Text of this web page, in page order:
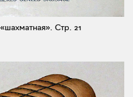
Стр. 21